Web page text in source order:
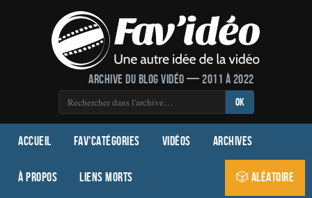
Archive du blog vidéo — 2011 à 2022
OK
Accueil Fav'Catégories Vidéos Archives
À propos Liens morts 🎲 Aléatoire